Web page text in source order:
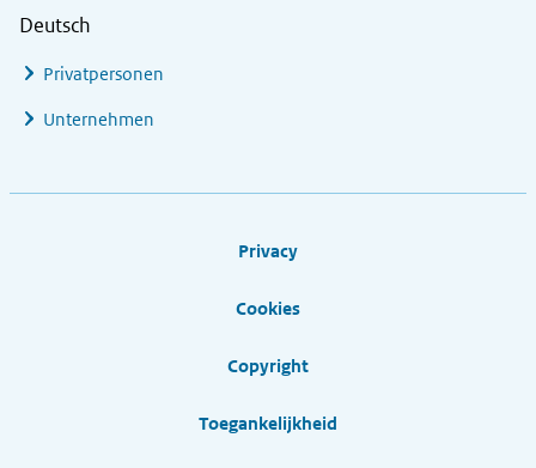
Deutsch
Privatpersonen
Unternehmen
Privacy
Cookies
Copyright
Toegankelijkheid